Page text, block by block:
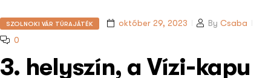
SZOLNOKI VÁR TÚRAJÁTÉK október 29, 2023 By Csaba
0
3. helyszín, a Vízi-kapu